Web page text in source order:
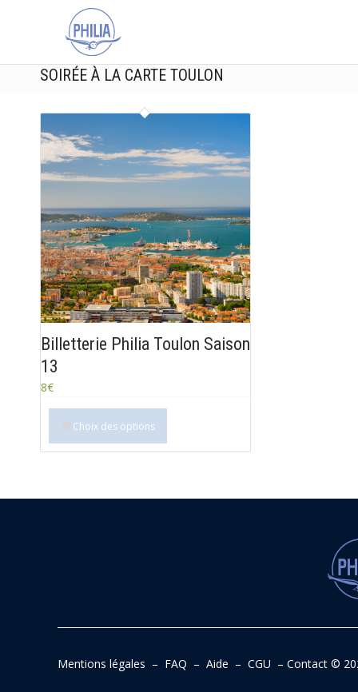
SOIRÉE À LA CARTE TOULON
Billetterie Philia Toulon Saison
13
8€
Choix des options
Mentions légales – FAQ – Aide – CGU – Contact©